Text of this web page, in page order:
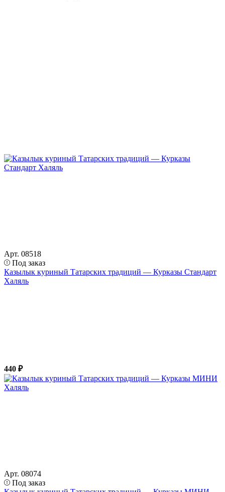
Арт. 08518
Под заказ
Казылык куриный Татарских традиций — Курказы Стандарт
Халяль
440 ₽
Арт. 08074
Под заказ